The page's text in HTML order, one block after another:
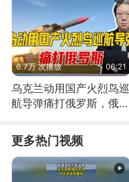
6.7万 次播放 06:21
乌克兰动用国产火烈鸟巡
航导弹痛打俄罗斯，俄军
更多热门视频